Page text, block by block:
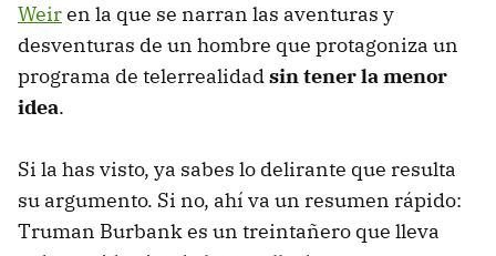
Weiren la que se narran las aventuras y
desventuras de un hombre que protagoniza un
programa de telerrealidadsin tener la menor
idea.
Si la has visto, ya sabes lo delirante que resulta
su argumento. Si no, ahí va un resumen rápido:
Truman Burbank es un treintañero que lleva